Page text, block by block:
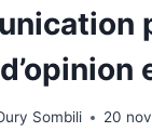
Sombili 20